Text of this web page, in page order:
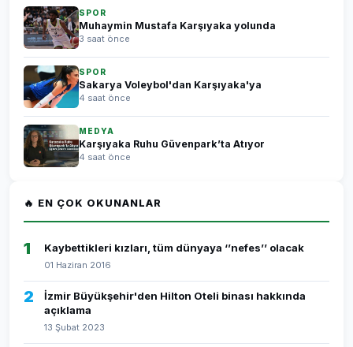
SPOR
Muhaymin Mustafa Karşıyaka yolunda
3 saat önce
SPOR
Sakarya Voleybol'dan Karşıyaka'ya
4 saat önce
MEDYA
Karşıyaka Ruhu Güvenpark’ta Atıyor
4 saat önce
🔥 EN ÇOK OKUNANLAR
1 Kaybettikleri kızları, tüm dünyaya ‘’nefes’’ olacak
01 Haziran 2016
2
İzmir Büyükşehir'den Hilton Oteli binası hakkında
açıklama
13 Şubat 2023